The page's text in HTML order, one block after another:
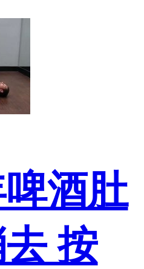
酒肚
按